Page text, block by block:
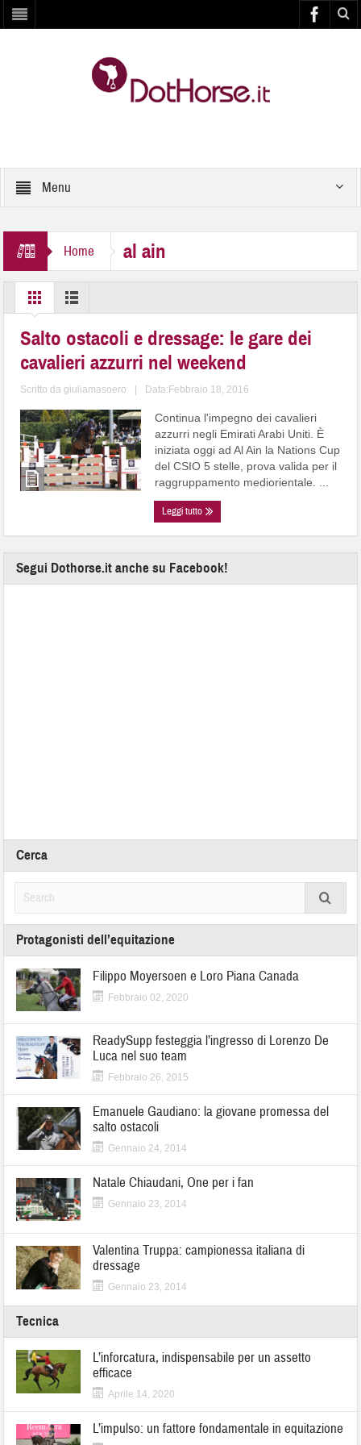
Menu
Home al ain
Salto ostacoli e dressage: le gare dei
cavalieri azzurri nel weekend
Scritto dagiuliamasoero Data:Febbraio 18, 2016
Continua l'impegno dei cavalieri
azzurri negli Emirati Arabi Uniti. È
iniziata oggi ad Al Ain la Nations Cup
del CSIO 5 stelle, prova valida per il
raggruppamento mediorientale. ...
Leggi tutto
Segui Dothorse.it anche su Facebook!
Cerca
Protagonisti dell’equitazione
Filippo Moyersoen e Loro Piana Canada
Febbraio 02, 2020
ReadySupp festeggia l’ingresso di Lorenzo De
Luca nel suo team
Febbraio 26, 2015
Emanuele Gaudiano: la giovane promessa del
salto ostacoli
Gennaio 24, 2014
Natale Chiaudani, One per i fan
Gennaio 23, 2014
Valentina Truppa: campionessa italiana di
dressage
Gennaio 23, 2014
Tecnica
L’inforcatura, indispensabile per un assetto
efficace
Aprile 14, 2020
L’impulso: un fattore fondamentale in equitazione